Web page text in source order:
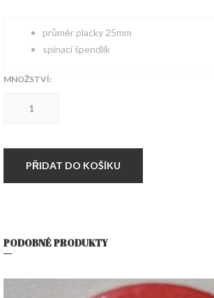
průměr placky 25mm
spínací špendlík
MNOŽSTVÍ:
Skotská
PŘIDAT DO KOŠÍKU
PODOBNÉ PRODUKTY